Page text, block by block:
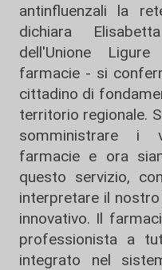
antinfluenzali la
dichiara
dell'Unione
farmacie - si
cittadino di
territorio regionale.
somministrare i
farmacie e ora
questo servizio,
interpretare il
innovativo. Il
professionista a
integrato nel